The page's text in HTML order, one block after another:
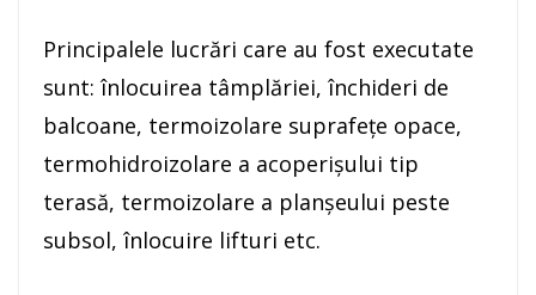
Principalele lucrări care au fost executate
sunt: înlocuirea tâmplăriei, închideri de
balcoane, termoizolare suprafețe opace,
termohidroizolare a acoperișului tip
terasă, termoizolare a planșeului peste
subsol, înlocuire lifturi etc.